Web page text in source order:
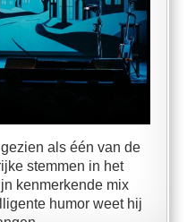
als één van de
stemmen in het
kenmerkende mix
humor weet hij